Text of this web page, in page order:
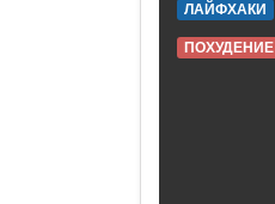
ЛАЙФХАКИ
ПОХУДЕНИЕ